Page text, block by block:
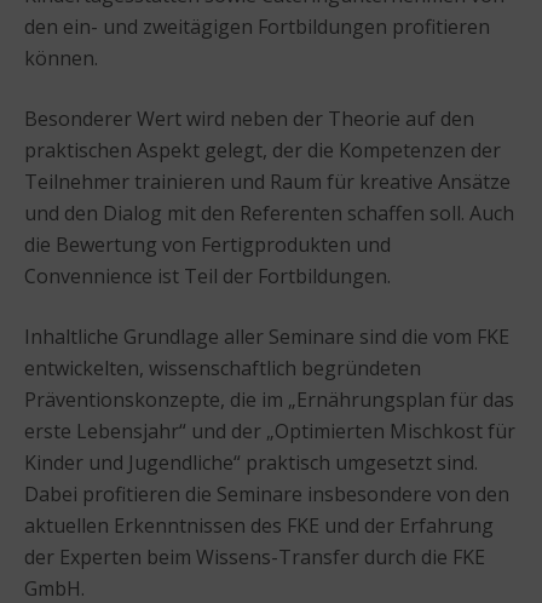
den ein- und zweitägigen Fortbildungen profitieren
können.
Besonderer Wert wird neben der Theorie auf den
praktischen Aspekt gelegt, der die Kompetenzen der
Teilnehmer trainieren und Raum für kreative Ansätze
und den Dialog mit den Referenten schaffen soll. Auch
die Bewertung von Fertigprodukten und
Convennience ist Teil der Fortbildungen.
Inhaltliche Grundlage aller Seminare sind die vom FKE
entwickelten, wissenschaftlich begründeten
Präventionskonzepte, die im „Ernährungsplan für das
erste Lebensjahr“ und der „Optimierten Mischkost für
Kinder und Jugendliche“ praktisch umgesetzt sind.
Dabei profitieren die Seminare insbesondere von den
aktuellen Erkenntnissen des FKE und der Erfahrung
der Experten beim Wissens-Transfer durch die FKE
GmbH.